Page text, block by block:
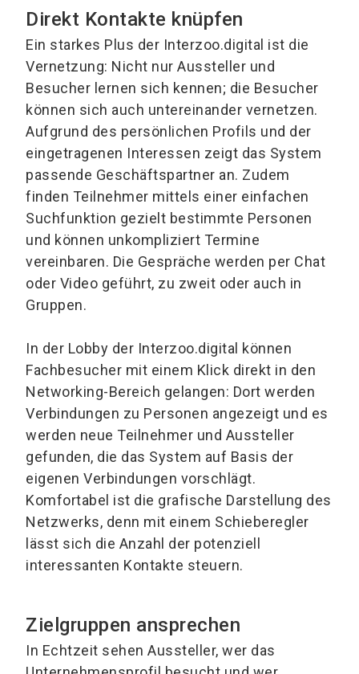
Direkt Kontakte knüpfen
Ein starkes Plus der Interzoo.digital ist die
Vernetzung: Nicht nur Aussteller und
Besucher lernen sich kennen; die Besucher
können sich auch untereinander vernetzen.
Aufgrund des persönlichen Profils und der
eingetragenen Interessen zeigt das System
passende Geschäftspartner an. Zudem
finden Teilnehmer mittels einer einfachen
Suchfunktion gezielt bestimmte Personen
und können unkompliziert Termine
vereinbaren. Die Gespräche werden per Chat
oder Video geführt, zu zweit oder auch in
Gruppen.
In der Lobby der Interzoo.digital können
Fachbesucher mit einem Klick direkt in den
Networking-Bereich gelangen: Dort werden
Verbindungen zu Personen angezeigt und es
werden neue Teilnehmer und Aussteller
gefunden, die das System auf Basis der
eigenen Verbindungen vorschlägt.
Komfortabel ist die grafische Darstellung des
Netzwerks, denn mit einem Schieberegler
lässt sich die Anzahl der potenziell
interessanten Kontakte steuern.
Zielgruppen ansprechen
In Echtzeit sehen Aussteller, wer das